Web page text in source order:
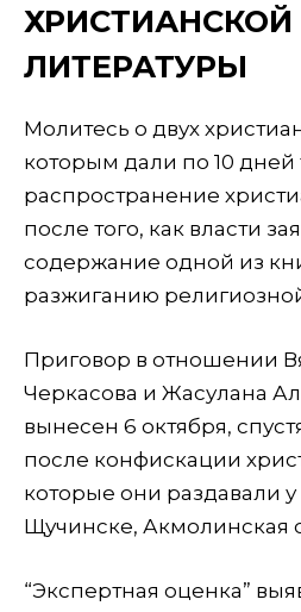
ХРИСТИАНСКОЙ
ЛИТЕРАТУРЫ
Молитесь о двух
которым дали по 10
распространение
после того, как власти
содержание одной из
разжиганию
Приговор в отношении
Черкасова и Жасулана
вынесен 6 октября,
после конфискации
которые они раздавали у
Щучинске, Акмолинская
“Экспертная оценка”